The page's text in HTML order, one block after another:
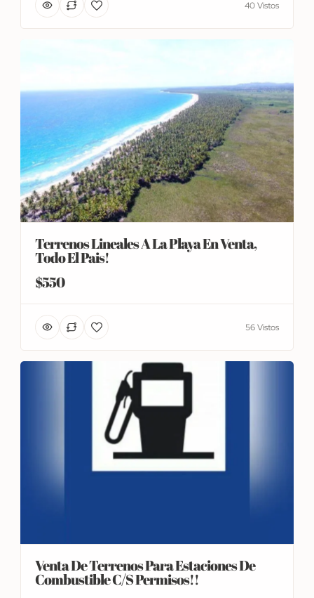
40 Vistos
Terrenos Lineales A La Playa En Venta,
Todo El Pais!
$550
56 Vistos
Venta De Terrenos Para Estaciones De
Combustible C/S Permisos!!